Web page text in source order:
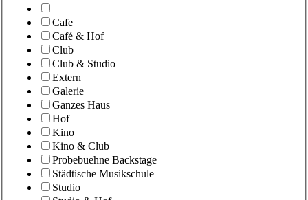
Cafe
Café & Hof
Club
Club & Studio
Extern
Galerie
Ganzes Haus
Hof
Kino
Kino & Club
Probebuehne Backstage
Städtische Musikschule
Studio